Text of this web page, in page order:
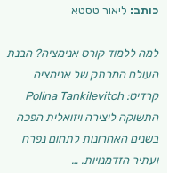
כותב: ליאור טסטא
למה ללמוד קורס אנימציה? הבנת
העולם המרתק של אנימציה
קרדיט: Polina Tankilevitch
התשוקה ליצירה ויזואלית הפכה
בשנים האחרונות לתחום נפרח
ועתיר הזדמנויות. …